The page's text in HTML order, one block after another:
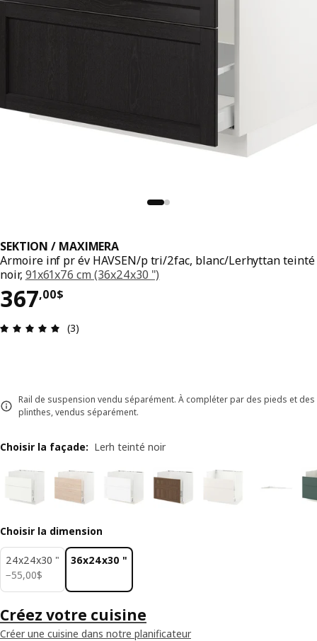
SEKTION / MAXIMERA
Armoire inf pr év HAVSEN/p tri/2fac, blanc/Lerhyttan teinté
noir, 91x61x76 cm (36x24x30 ")
367,00$
Prix 367,00$
Avis: 5 sur 5 étoiles. Nombre total d'avis: 3
(3)
Rail de suspension vendu séparément. À compléter par des pieds et des
plinthes, vendus séparément.
Choisir la façade: Lerh teinté noir
Choisir la dimension
24x24x30 "
−55,00$
55,00$
36x24x30 "
Créez votre cuisine
Créer une cuisine dans notre planificateur